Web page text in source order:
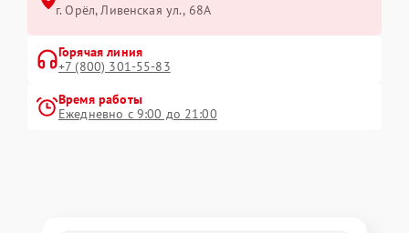
г. Орёл, Ливенская ул., 68А
Горячая линия
+7 (800) 301-55-83
Время работы
Ежедневно с 9:00 до 21:00